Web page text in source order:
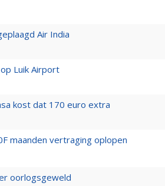
Air India
Luik Airport
kost dat 170 euro extra
maanden vertraging oplopen
oorlogsgeweld